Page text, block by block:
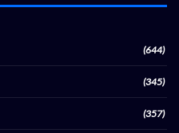
(644)
(345)
(357)